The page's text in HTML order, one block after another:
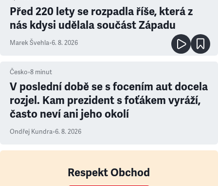
Před 220 lety se rozpadla říše, která z
nás kdysi udělala součást Západu
Marek Švehla•6. 8. 2026
Česko•8 minut
V poslední době se s focením aut docela
rozjel. Kam prezident s foťákem vyráží,
často neví ani jeho okolí
Ondřej Kundra•6. 8. 2026
Respekt Obchod